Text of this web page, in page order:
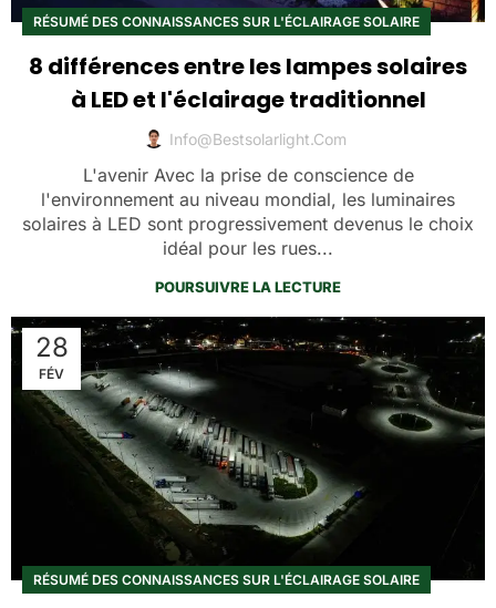
RÉSUMÉ DES CONNAISSANCES SUR L'ÉCLAIRAGE SOLAIRE
8 différences entre les lampes solaires
à LED et l'éclairage traditionnel
Info@bestsolarlight.com
L'avenir Avec la prise de conscience de
l'environnement au niveau mondial, les luminaires
solaires à LED sont progressivement devenus le choix
idéal pour les rues...
POURSUIVRE LA LECTURE
28
FÉV
RÉSUMÉ DES CONNAISSANCES SUR L'ÉCLAIRAGE SOLAIRE